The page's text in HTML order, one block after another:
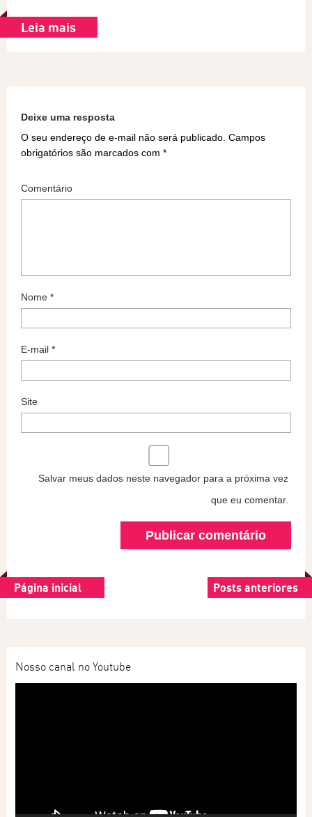
Leia mais
Deixe uma resposta
O seu endereço de e-mail não será publicado. Campos
obrigatórios são marcados com *
Comentário
Nome *
E-mail *
Site
Salvar meus dados neste navegador para a próxima vez
que eu comentar.
Página inicial Posts anteriores
Nosso canal no Youtube